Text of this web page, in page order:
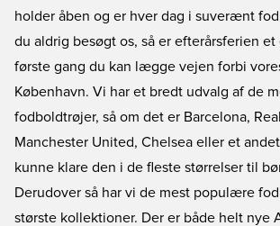
holder åben og er hver dag i suverænt
du aldrig besøgt os, så er efterårsferien
første gang du kan lægge vejen forbi
København. Vi har et bredt udvalg af de
fodboldtrøjer, så om det er Barcelona,
Manchester United, Chelsea eller et
kunne klare den i de fleste størrelser til
Derudover så har vi de mest populære
største kollektioner. Der er både helt nye